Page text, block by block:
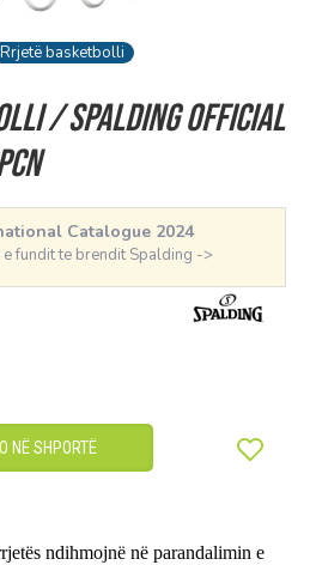
Rrjetë basketbolli
/ Spalding Official
Catalogue 2024
fundit te brendit Spalding ->
NË SHPORTË
ndihmojnë në parandalimin e